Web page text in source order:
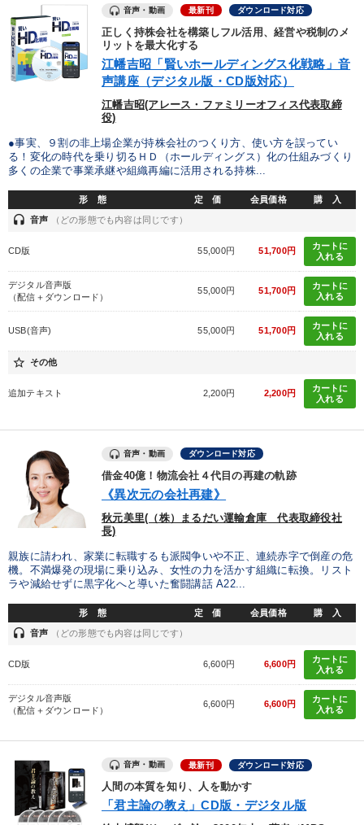
組織・採用・スキル 音声と動画で学ぶ
「利上げ時代の最新・銀行対策」＋「不動産市況予測」＋「市場
予測と株式投資」最新刊
経営者のための《音声・動画で学ぶ》講演シリーズ
目的別
リーダーの魅力向上 社員研修を行いたい
経営体系を学びたい 組織を強化したい
キーワード
タグから探す refresh
すべての音声・動画（全2077タイトル）からお探しいただけます
タグ・キーワード
松下幸之助 健康・ウェルビーイング
心を磨く SNS活用 IT・デジタル活用
会社数字を学ぶ 賃金制度 商品開発 繁盛
不動産投資 企業文化
音声・動画 最新刊 ダウンロード対応
正しく持株会社を構築しフル活用、経営や税制のメ
リットを最大化する
江幡吉昭「賢いホールディングス化戦略」音
声講座（デジタル版・CD版対応）
江幡吉昭(アレース・ファミリーオフィス代表取締
役)
●事実、９割の非上場企業が持株会社のつくり方、使い方を誤ってい
る！変化の時代を乗り切るＨＤ（ホールディングス）化の仕組みづくり
多くの企業で事業承継や組織再編に活用される持株...
形 態 定 価 会員価格 購 入
headset 音声 （どの形態でも内容は同じです）
CD版 55,000円 51,700円
カートに
入れる
デジタル音声版
（配信＋ダウンロード）
55,000円 51,700円
カートに
入れる
USB(音声) 55,000円 51,700円
カートに
入れる
star_border その他
追加テキスト 2,200円 2,200円
カートに
入れる
音声・動画 ダウンロード対応
借金40億！物流会社４代目の再建の軌跡
《異次元の会社再建》
秋元美里(（株）まるだい運輸倉庫 代表取締役社
長)
親族に請われ、家業に転職するも派閥争いや不正、連続赤字で倒産の危
機。不満爆発の現場に乗り込み、女性の力を活かす組織に転換。リスト
ラや減給せずに黒字化へと導いた奮闘講話 A22...
形 態 定 価 会員価格 購 入
headset 音声 （どの形態でも内容は同じです）
CD版 6,600円 6,600円
カートに
入れる
デジタル音声版
（配信＋ダウンロード）
6,600円 6,600円
カートに
入れる
音声・動画 最新刊 ダウンロード対応
人間の本質を知り、人を動かす
「君主論の教え」CD版・デジタル版